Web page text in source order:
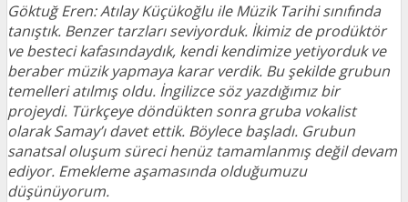
Göktuğ Eren: Atılay Küçükoğlu ile Müzik Tarihi sınıfında
tanıştık. Benzer tarzları seviyorduk. İkimiz de prodüktör
ve besteci kafasındaydık, kendi kendimize yetiyorduk ve
beraber müzik yapmaya karar verdik. Bu şekilde grubun
temelleri atılmış oldu. İngilizce söz yazdığımız bir
projeydi. Türkçeye döndükten sonra gruba vokalist
olarak Samay’ı davet ettik. Böylece başladı. Grubun
sanatsal oluşum süreci henüz tamamlanmış değil devam
ediyor. Emekleme aşamasında olduğumuzu
düşünüyorum.